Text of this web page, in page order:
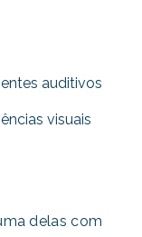
auditivos
visuais
delas com